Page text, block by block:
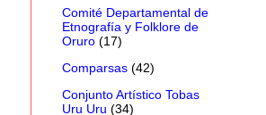
Comité Departamental de
Etnografía y Folklore de
Oruro (17)
Comparsas (42)
Conjunto Artístico Tobas
Uru Uru (34)